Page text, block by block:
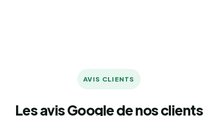
AVIS CLIENTS
Les avis Google de nos clients